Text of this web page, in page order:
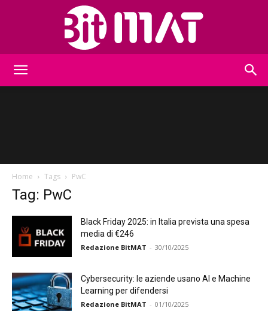
Home Tags PwC
Tag: PwC
Black Friday 2025: in Italia prevista una spesa
media di €246
Redazione BitMAT - 30/10/2025
Cybersecurity: le aziende usano AI e Machine
Learning per difendersi
Redazione BitMAT - 01/10/2025